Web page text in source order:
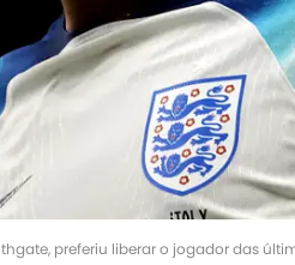
preferiu liberar o jogador das